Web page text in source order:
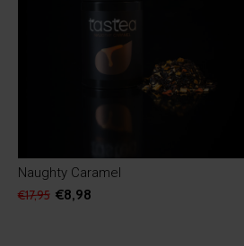
Naughty Caramel
€17,95 €8,98